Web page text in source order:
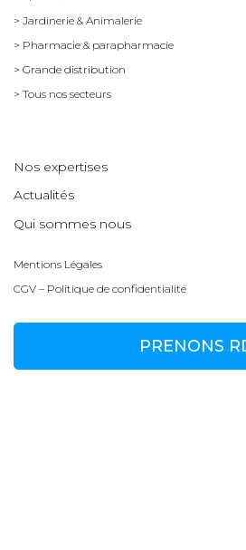
> Jardinerie & Animalerie
> Pharmacie & parapharmacie
> Grande distribution
> Tous nos secteurs
Nos expertises
Actualités
Qui sommes nous
Mentions Légales
CGV – Politique de confidentialité
PRENONS